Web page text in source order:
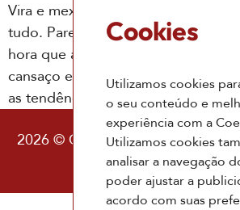
Vira e mexe nos deparamos com
tudo. Parece que por mais que se
hora que a gente não dá conta. Mas
cansaço está em viver em conflito
as tendências que segue
2026 © Coexiste – Consultoria
de Privacidade|Termos
Cookies
Utilizamos cookies
o seu conteúdo e
experiência com a
Utilizamos cookies
analisar a navegação
poder ajustar a
acordo com suas